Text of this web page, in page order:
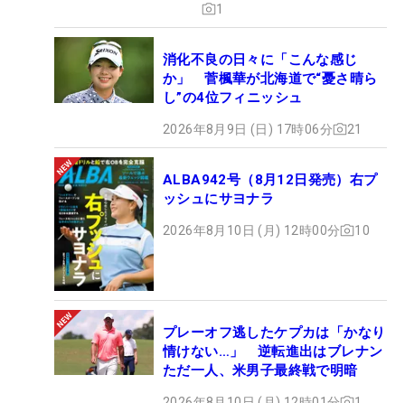
1
消化不良の日々に「こんな感じ
か」 菅楓華が北海道で“憂さ晴ら
し”の4位フィニッシュ
2026年8月9日 (日) 17時06分 21
ALBA942号（8月12日発売）右プ
ッシュにサヨナラ
2026年8月10日 (月) 12時00分 10
プレーオフ逃したケプカは「かなり
情けない…」 逆転進出はブレナン
ただ一人、米男子最終戦で明暗